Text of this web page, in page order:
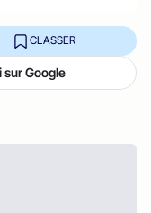
CLASSER
Google